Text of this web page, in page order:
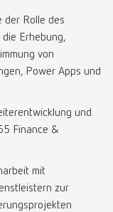
der Rolle des
Erhebung,
von
Power Apps und
und
Finance &
mit
zur